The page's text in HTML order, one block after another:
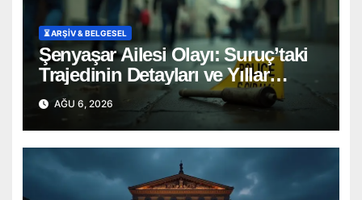
⏳ ARŞİV & BELGESEL
Şenyaşar Ailesi Olayı: Suruç’taki
Trajedinin Detayları ve Yıllar
Süren Adalet Mücadelesi
AĞU 6, 2026